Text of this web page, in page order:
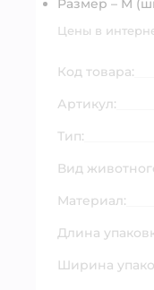
Размер – М
Цены в
Код товара:
Артикул:
Тип:
Вид
Материал:
Длина
Ширина